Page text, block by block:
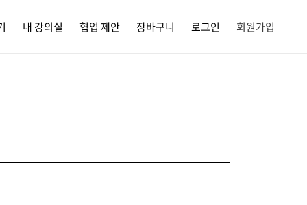
내 강의실 협업 제안 장바구니 로그인 회원가입